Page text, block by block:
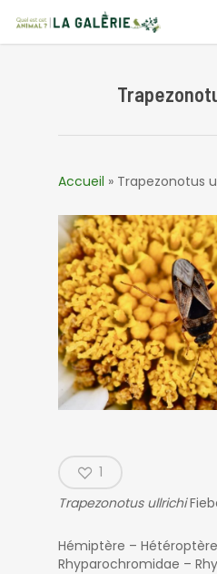
main
Accueil » Trapezonotus
1
Trapezonotus ullrichi
Hémiptère –
Rhyparochromidae –